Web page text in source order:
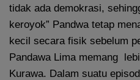
tidak ada demokrasi,
keroyok” Pandwa tetap
kecil secara fisik sebelum
Pandawa Lima memang
Kurawa. Dalam suatu